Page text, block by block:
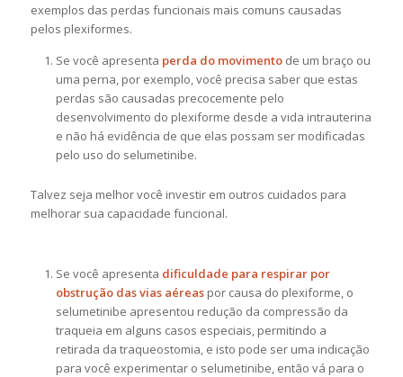
exemplos das perdas funcionais mais comuns causadas
pelos plexiformes.
Se você apresenta perda do movimento de um braço ou
uma perna, por exemplo, você precisa saber que estas
perdas são causadas precocemente pelo
desenvolvimento do plexiforme desde a vida intrauterina
e não há evidência de que elas possam ser modificadas
pelo uso do selumetinibe.
Talvez seja melhor você investir em outros cuidados para
melhorar sua capacidade funcional.
Se você apresenta dificuldade para respirar por
obstrução das vias aéreaspor causa do plexiforme, o
selumetinibe apresentou redução da compressão da
traqueia em alguns casos especiais, permitindo a
retirada da traqueostomia, e isto pode ser uma indicação
para você experimentar o selumetinibe, então vá para o